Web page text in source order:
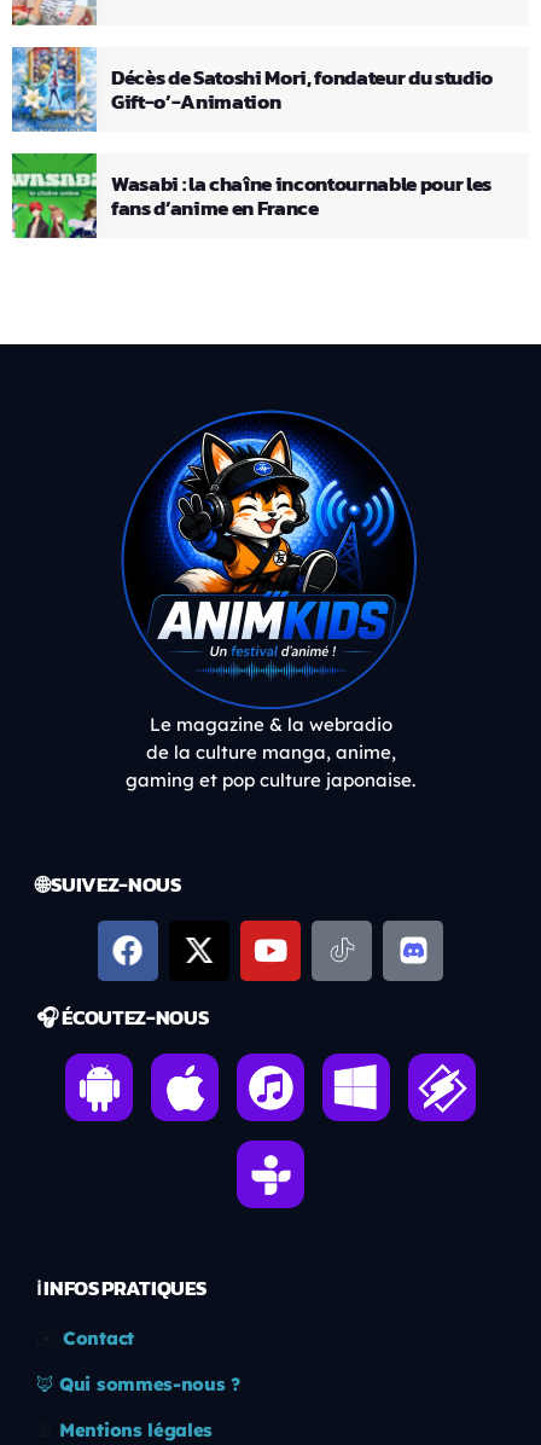
Décès de Satoshi Mori, fondateur du studio
Gift-o’-Animation
Wasabi : la chaîne incontournable pour les
fans d’anime en France
Le magazine & la webradio
de la culture manga, anime,
gaming et pop culture japonaise.
🌐 SUIVEZ-NOUS
🎧 ÉCOUTEZ-NOUS
ℹ️ INFOS PRATIQUES
Contact
🦊 Qui sommes-nous ?
Mentions légales